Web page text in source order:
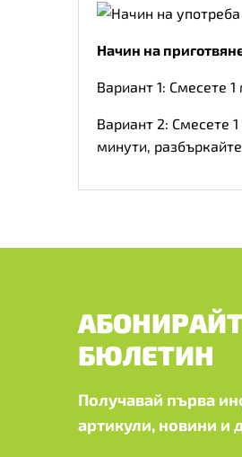
Начин на
Вариант 1: Смесете
Вариант 2: Смесете
минути,
БЮЛЕТИН
Получавай първа
артикули, новини и